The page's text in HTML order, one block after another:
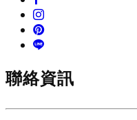
聯絡資訊